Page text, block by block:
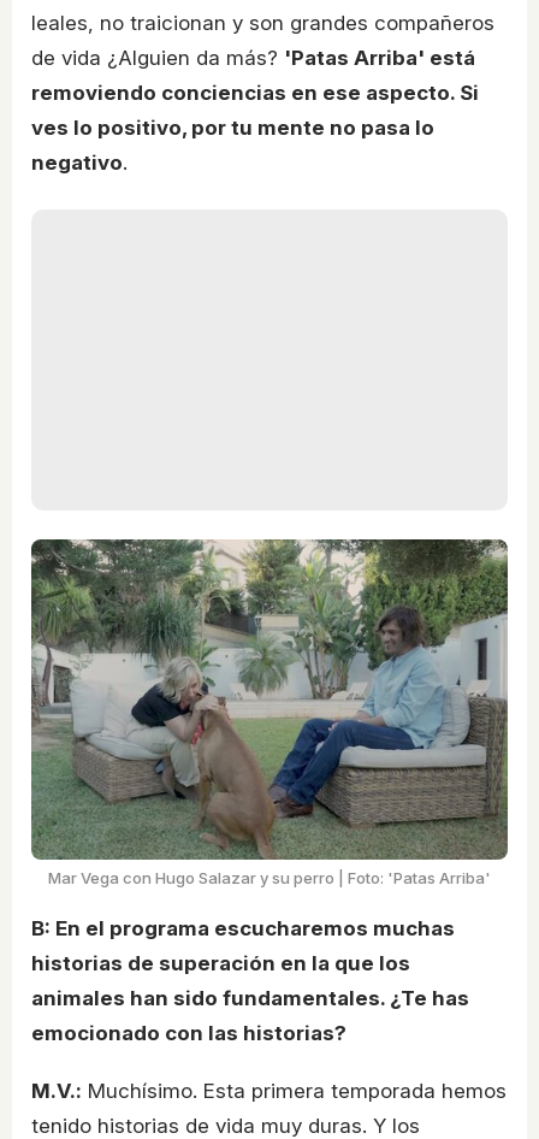
leales, no traicionan y son grandes compañeros
de vida ¿Alguien da más? 'Patas Arriba' está
removiendo conciencias en ese aspecto. Si
ves lo positivo, por tu mente no pasa lo
negativo.
Mar Vega con Hugo Salazar y su perro | Foto: 'Patas Arriba'
B: En el programa escucharemos muchas
historias de superación en la que los
animales han sido fundamentales. ¿Te has
emocionado con las historias?
M.V.: Muchísimo. Esta primera temporada hemos
tenido historias de vida muy duras. Y los